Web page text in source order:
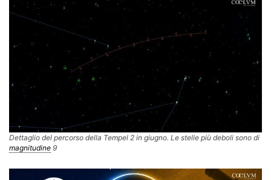
Dettaglio del percorso della Tempel 2 in giugno. Le stelle più deboli sono di
magnitudine 9